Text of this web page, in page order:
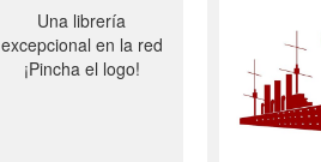
Una librería
excepcional en la red
¡Pincha el logo!